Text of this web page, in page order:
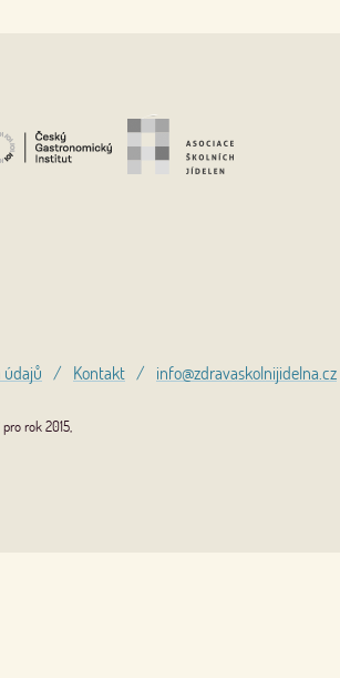
údajů / Kontakt / info@zdravaskolnijidelna.cz
rok 2015,